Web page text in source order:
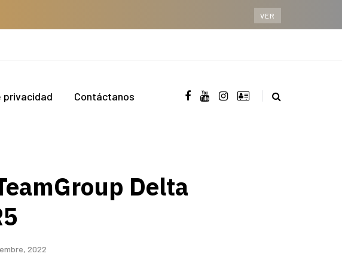
VER
privacidad Contáctanos
Delta
2022